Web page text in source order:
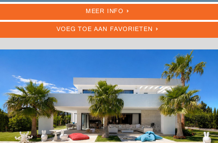
MEER INFO
VOEG TOE AAN FAVORIETEN